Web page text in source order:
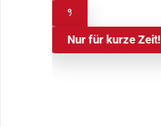
Nur für kurze Zeit!